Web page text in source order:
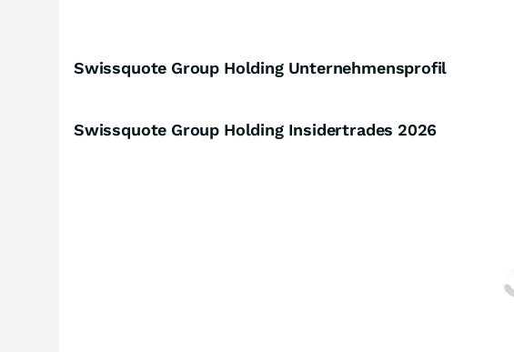
Swissquote Group Holding Unternehmensprofil
Swissquote Group Holding Insidertrades 2026